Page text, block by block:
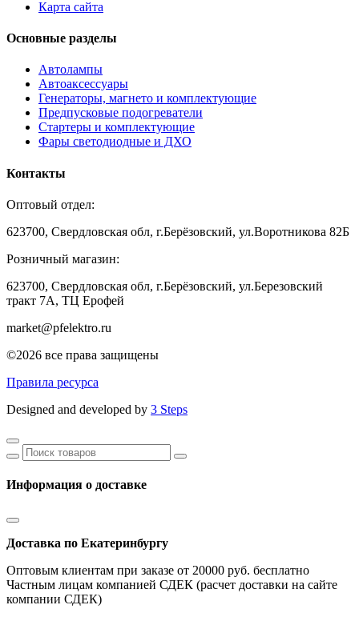
Карта сайта
Основные разделы
Автолампы
Автоаксессуары
Генераторы, магнето и комплектующие
Предпусковые подогреватели
Стартеры и комплектующие
Фары светодиодные и ДХО
Контакты
Оптовый отдел:
623700, Свердловская обл, г.Берёзовский, ул.Воротникова 82Б
Розничный магазин:
623700, Свердловская обл, г.Берёзовский, ул.Березовский
тракт 7А, ТЦ Ерофей
market@pfelektro.ru
©2026 все права защищены
Правила ресурса
Designed and developed by 3 Steps
Информация о доставке
Доставка по Екатеринбургу
Оптовым клиентам при заказе от 20000 руб. бесплатно
Частным лицам компанией СДЕК (расчет доставки на сайте
компании СДЕК)